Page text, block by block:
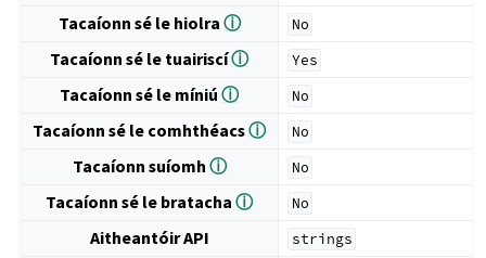
Tacaíonn sé le hiolraⓘ No
Tacaíonn sé le tuairiscíⓘ Yes
Tacaíonn sé le míniúⓘ No
Tacaíonn sé le comhthéacsⓘ No
Tacaíonn suíomhⓘ No
Tacaíonn sé le bratachaⓘ No
Aitheantóir API strings